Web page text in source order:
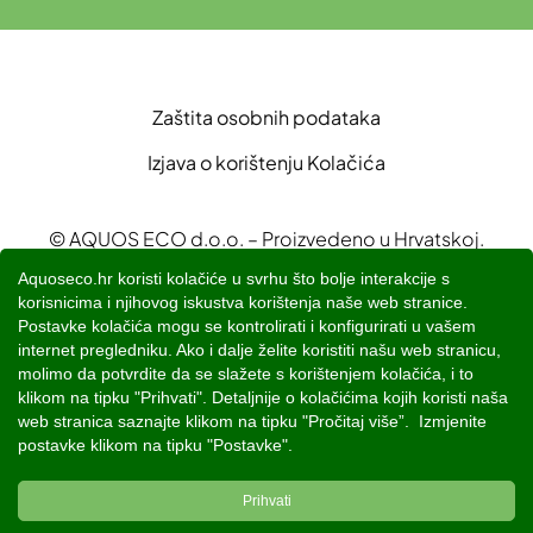
Zaštita osobnih podataka
Izjava o korištenju Kolačića
© AQUOS ECO d.o.o. – Proizvedeno u Hrvatskoj.
Ova stranica i svi njezini sadržaji vlasništvo su
AQUOS ECO d.o.o.
Sadržaji su namijenjeni za prezentaciju proizvoda i
edukaciji o sustavima za pročišćavanje otpadnih
voda
Powered byStudio Web Art
Aquoseco.hr koristi kolačiće u svrhu što bolje interakcije s
korisnicima i njihovog iskustva korištenja naše web stranice.
Postavke kolačića mogu se kontrolirati i konfigurirati u vašem
internet pregledniku. Ako i dalje želite koristiti našu web stranicu,
molimo da potvrdite da se slažete s korištenjem kolačića, i to
klikom na tipku "Prihvati". Detaljnije o kolačićima kojih koristi naša
web stranica saznajte klikom na tipku "Pročitaj više”. Izmjenite
postavke klikom na tipku "Postavke".
Prihvati